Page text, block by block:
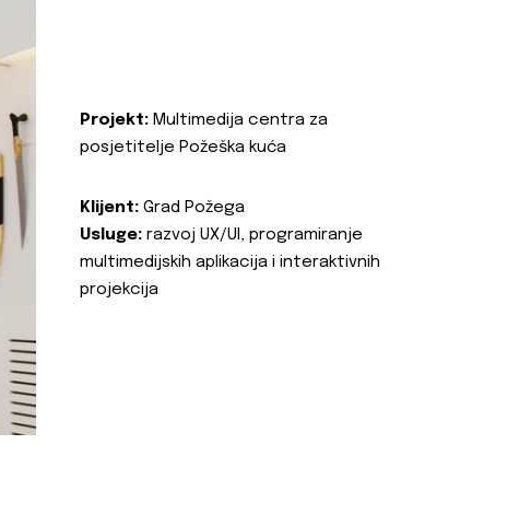
Projekt: Multimedija centra za
posjetitelje Požeška kuća
Klijent: Grad Požega
Usluge: razvoj UX/UI, programiranje
multimedijskih aplikacija i interaktivnih
projekcija